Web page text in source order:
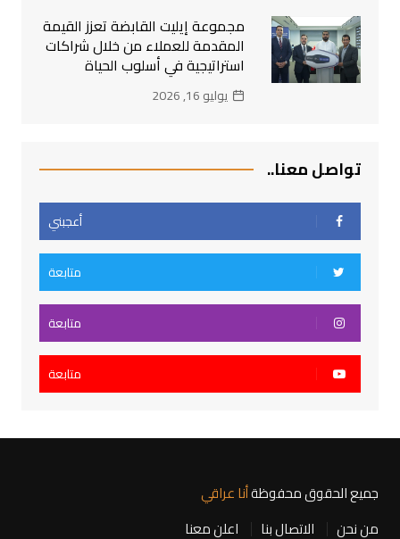
مجموعة إيليت القابضة تعزز القيمة
المقدمة للعملاء من خلال شراكات
استراتيجية في أسلوب الحياة
يوليو 16, 2026
تواصل معنا..
أعجبني
متابعة
متابعة
متابعة
جميع الحقوق محفوظةأنا عراقي
من نحن
الاتصال بنا اعلن معنا